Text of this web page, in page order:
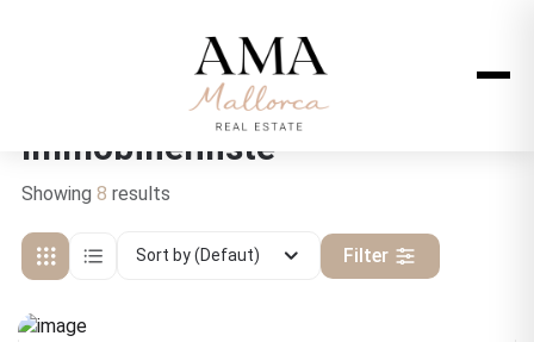
Immobilienliste
Showing 8 results
Sort by (Defaut) Filter